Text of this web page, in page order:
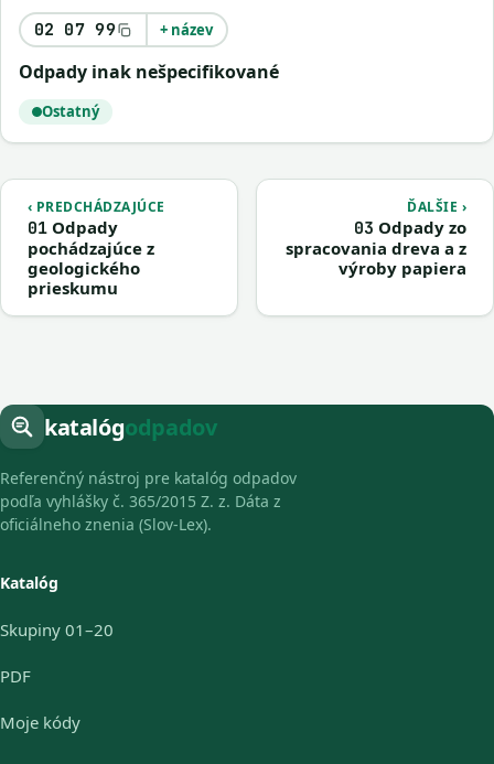
02 07 99 + název
odpady inak nešpecifikované
Ostatný
‹ PREDCHÁDZAJÚCE
01 Odpady
pochádzajúce z
geologického
prieskumu
ĎALŠIE ›
03 Odpady zo
spracovania dreva a z
výroby papiera
katalógodpadov
Referenčný nástroj pre katalóg odpadov
podľa vyhlášky č. 365/2015 Z. z. Dáta z
oficiálneho znenia (Slov-Lex).
Katalóg
Skupiny 01–20
PDF
Moje kódy